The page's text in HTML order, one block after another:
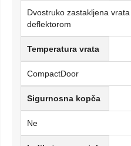
Dvostruko zastakljena
deflektorom
Temperatura vrata
CompactDoor
Sigurnosna kopča
Ne